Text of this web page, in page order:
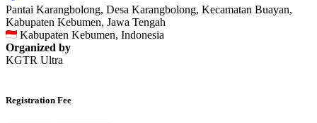
Pantai Karangbolong, Desa Karangbolong, Kecamatan Buayan,
Kabupaten Kebumen, Jawa Tengah
Kabupaten Kebumen, Indonesia
Organized by
KGTR Ultra
Registration Fee